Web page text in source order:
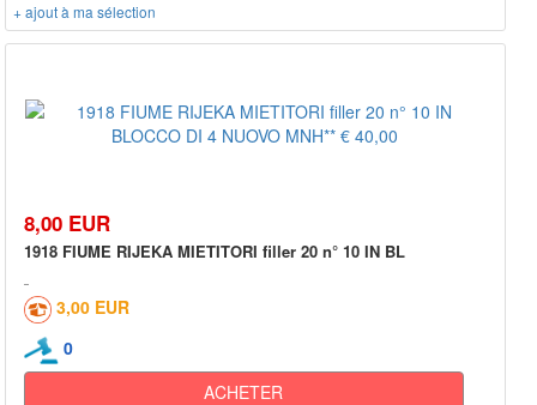
+ ajout à ma sélection
8,00 EUR
1918 FIUME RIJEKA MIETITORI filler 20 n° 10 IN BL
3,00 EUR
0
ACHETER